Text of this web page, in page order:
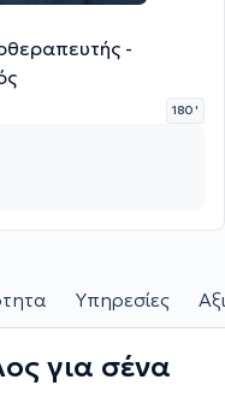
-
180 '
Υπηρεσίες
για σένα